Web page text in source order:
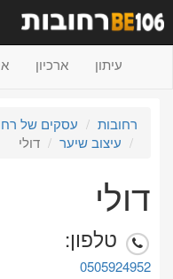
עיתון ארכיון
רחובות עסקים של
עיצוב שיער
דולי
דולי
טלפון:
0505924952